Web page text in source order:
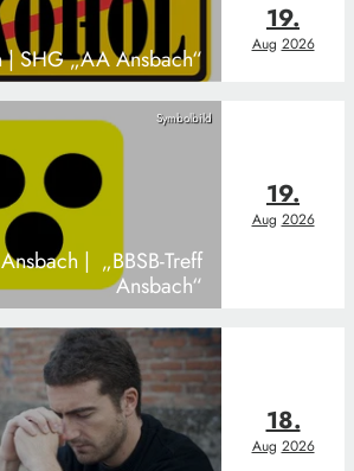
Ansbach | SHG „AA Ansbach“
19.
Aug 2026
Symbolbild
Ansbach | „BBSB-Treff
Ansbach“
19.
Aug 2026
18.
Aug 2026